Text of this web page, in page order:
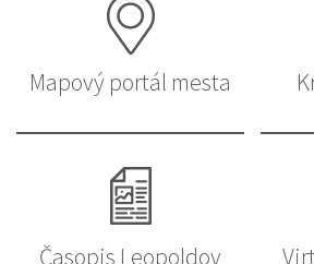
Mapový portál mesta
Časopis Leopoldov